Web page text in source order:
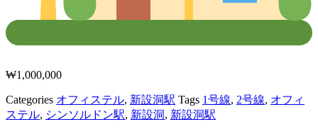
₩1,000,000
Categories オフィステル, 新設洞駅 Tags 1号線, 2号線, オフィ
ステル, シンソルドン駅, 新設洞, 新設洞駅